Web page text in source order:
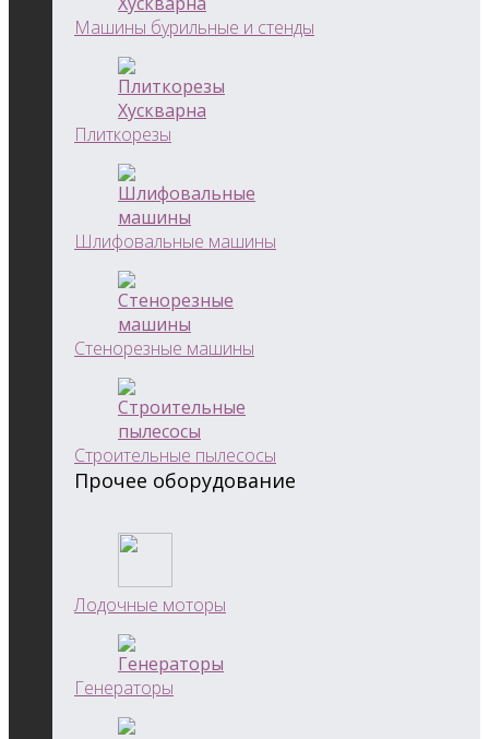
Машины бурильные и стенды
Плиткорезы
Шлифовальные машины
Стенорезные машины
Строительные пылесосы
Прочее оборудование
Лодочные моторы
Генераторы